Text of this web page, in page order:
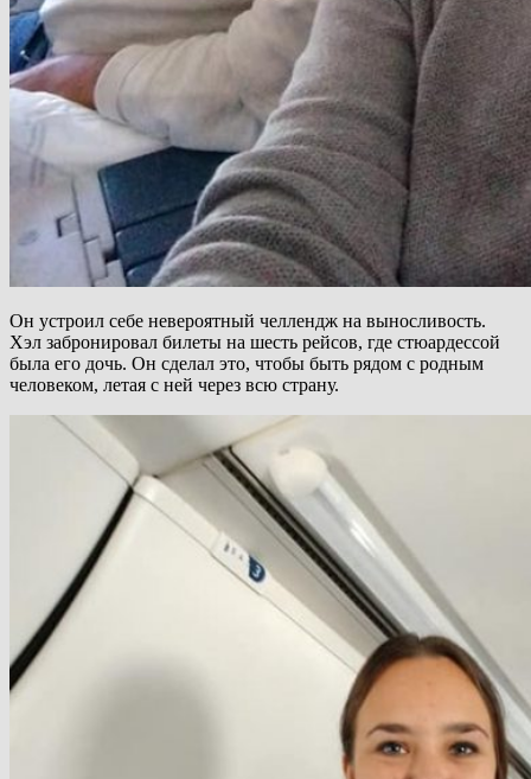
Он устроил себе невероятный челлендж на выносливость.
Хэл забронировал билеты на шесть рейсов, где стюардессой
была его дочь. Он сделал это, чтобы быть рядом с родным
человеком, летая с ней через всю страну.